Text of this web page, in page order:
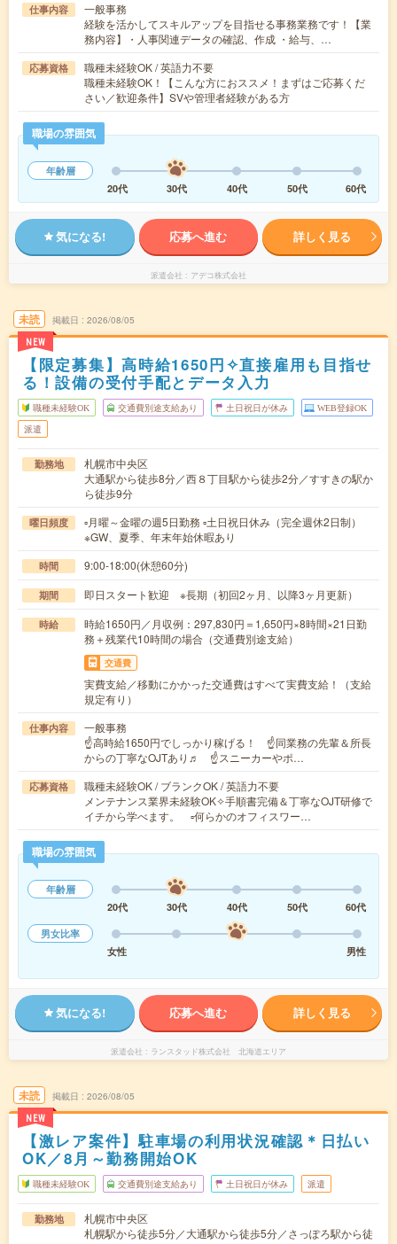
仕事内容
一般事務
経験を活かしてスキルアップを目指せる事務業務です！【業
務内容】・人事関連データの確認、作成 ・給与、…
応募資格
職種未経験OK / 英語力不要
職種未経験OK！【こんな方におススメ！まずはご応募くだ
さい／歓迎条件】SVや管理者経験がある方
職場の雰囲気
年齢層
20代
30代 40代 50代 60代
気になる! 応募へ進む 詳しく見る
派遣会社 アデコ株式会社
未読
NEW
掲載日 2026/08/05
【限定募集】高時給1650円✧直接雇用も目指せ
る！設備の受付手配とデータ入力
職種未経験OK 交通費別途支給あり 土日祝日が休み WEB登録OK
派遣
勤務地
札幌市中央区
大通駅から徒歩8分／西８丁目駅から徒歩2分／すすきの駅か
ら徒歩9分
曜日頻度
▫月曜～金曜の週5日勤務 ▫土日祝日休み（完全週休2日制）
※GW、夏季、年末年始休暇あり
時間 9:00-18:00(休憩60分)
期間 即日スタート歓迎 ※長期（初回2ヶ月、以降3ヶ月更新）
時給
時給1650円／月収例：297,830円＝1,650円×8時間×21日勤
務＋残業代10時間の場合（交通費別途支給）
交通費
実費支給／移動にかかった交通費はすべて実費支給！（支給
規定有り）
仕事内容
一般事務
☝高時給1650円でしっかり稼げる！ ☝同業務の先輩＆所長
からの丁寧なOJTあり♬ ☝スニーカーやポ…
応募資格
職種未経験OK / ブランクOK / 英語力不要
メンテナンス業界未経験OK✧手順書完備＆丁寧なOJT研修で
イチから学べます。 ▫何らかのオフィスワー…
職場の雰囲気
年齢層
20代
30代 40代 50代
60代
男女比率
女性
男性
気になる! 応募へ進む 詳しく見る
派遣会社 ランスタッド株式会社 北海道エリア
未読
NEW
掲載日 2026/08/05
【激レア案件】駐車場の利用状況確認＊日払い
OK／8月～勤務開始OK
職種未経験OK 交通費別途支給あり 土日祝日が休み 派遣
勤務地
札幌市中央区
札幌駅から徒歩5分／大通駅から徒歩5分／さっぽろ駅から徒